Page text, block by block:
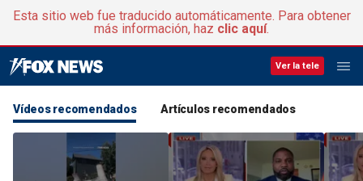
Esta sitio web fue traducido automáticamente. Para obtener
más información, haz clic aquí.
Ver la tele
Vídeos recomendados Artículos recomendados